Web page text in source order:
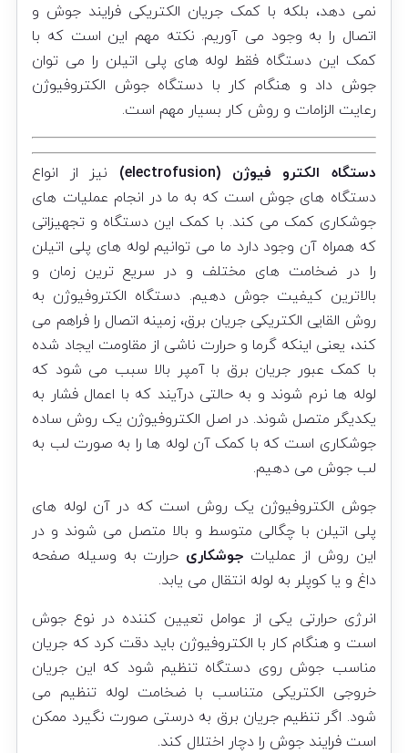
نمی دهد، بلکه با کمک جریان الکتریکی فرایند جوش و
اتصال را به وجود می آوریم. نکته مهم این است که با
کمک این دستگاه فقط لوله های پلی اتیلن را می توان
جوش داد و هنگام کار با دستگاه جوش الکتروفیوژن
رعایت الزامات و روش کار بسیار مهم است.
دستگاه الکترو فیوژن (electrofusion)
نیز از انواع
دستگاه های جوش است که به ما در انجام عملیات های
جوشکاری کمک می کند. با کمک این دستگاه و تجهیزاتی
که همراه آن وجود دارد ما می توانیم لوله های پلی اتیلن
را در ضخامت های مختلف و در سریع ترین زمان و
بالاترین کیفیت جوش دهیم. دستگاه الکتروفیوژن به
روش القایی الکتریکی جریان برق، زمینه اتصال را فراهم می
کند، یعنی اینکه گرما و حرارت ناشی از مقاومت ایجاد شده
با کمک عبور جریان برق با آمپر بالا سبب می شود که
لوله ها نرم شوند و به حالتی درآیند که با اعمال فشار به
یکدیگر متصل شوند. در اصل الکتروفیوژن یک روش ساده
جوشکاری است که با کمک آن لوله ها را به صورت لب به
لب جوش می دهیم.
جوش الکتروفیوژن یک روش است که در آن لوله های
پلی اتیلن با چگالی متوسط و بالا متصل می شوند و در
این روش از عملیات جوشکاری حرارت به وسیله صفحه
داغ و یا کوپلر به لوله انتقال می یابد.
انرژی حرارتی یکی از عوامل تعیین کننده در نوع جوش
است و هنگام کار با الکتروفیوژن باید دقت کرد که جریان
مناسب جوش روی دستگاه تنظیم شود که این جریان
خروجی الکتریکی متناسب با ضخامت لوله تنظیم می
شود. اگر تنظیم جریان برق به درستی صورت نگیرد ممکن
است فرایند جوش را دچار اختلال کند.